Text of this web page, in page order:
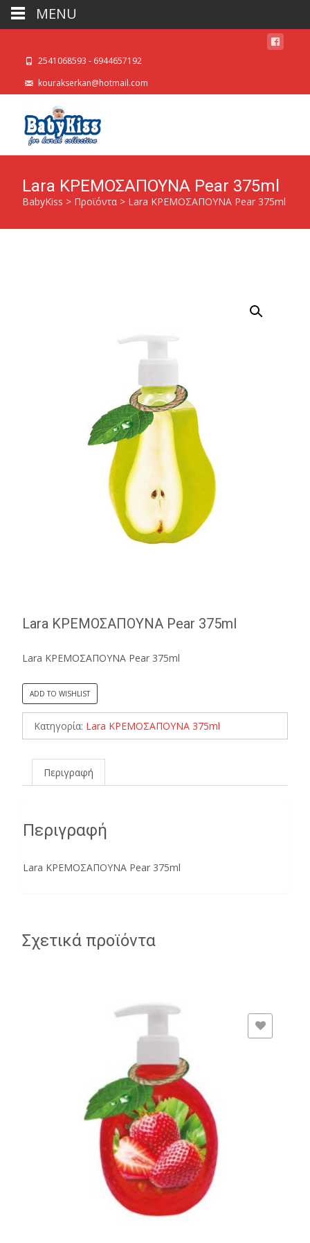
2541068593 - 6944657192
kourakserkan@hotmail.com
Lara ΚΡΕΜΟΣΑΠΟΥΝΑ Pear 375ml
BabyKiss > Προϊόντα > Lara ΚΡΕΜΟΣΑΠΟΥΝΑ Pear 375ml
Lara ΚΡΕΜΟΣΑΠΟΥΝΑ Pear 375ml
Lara ΚΡΕΜΟΣΑΠΟΥΝΑ Pear 375ml
ADD TO WISHLIST
Κατηγορία: Lara ΚΡΕΜΟΣΑΠΟΥΝΑ 375ml
Περιγραφή
Περιγραφή
Lara ΚΡΕΜΟΣΑΠΟΥΝΑ Pear 375ml
Σχετικά προϊόντα
MENU